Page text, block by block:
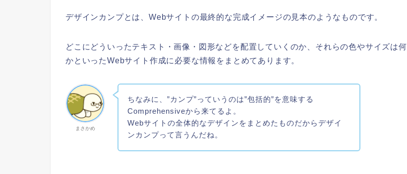
デザインカンプとは、Webサイトの最終的な完成イメージの見本のようなものです。
どこにどういったテキスト・画像・図形などを配置していくのか、それらの色やサイズは何
かといったWebサイト作成に必要な情報をまとめてあります。
まさかめ
ちなみに、”カンプ”っていうのは”包括的”を意味する
Comprehensiveから来てるよ。
Webサイトの全体的なデザインをまとめたものだからデザイ
ンカンプって言うんだね。